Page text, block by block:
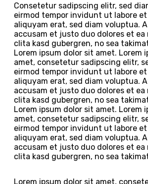
Consetetur sadipscing elitr, sed
eirmod tempor invidunt ut labore
aliquyam erat, sed diam voluptua.
accusam et justo duo dolores et ea
clita kasd gubergren, no sea
Lorem ipsum dolor sit amet. Lorem
amet, consetetur sadipscing elitr,
eirmod tempor invidunt ut labore
aliquyam erat, sed diam voluptua.
accusam et justo duo dolores et ea
clita kasd gubergren, no sea
Lorem ipsum dolor sit amet. Lorem
amet, consetetur sadipscing elitr,
eirmod tempor invidunt ut labore
aliquyam erat, sed diam voluptua.
accusam et justo duo dolores et ea
clita kasd gubergren, no sea
Lorem ipsum dolor sit amet,